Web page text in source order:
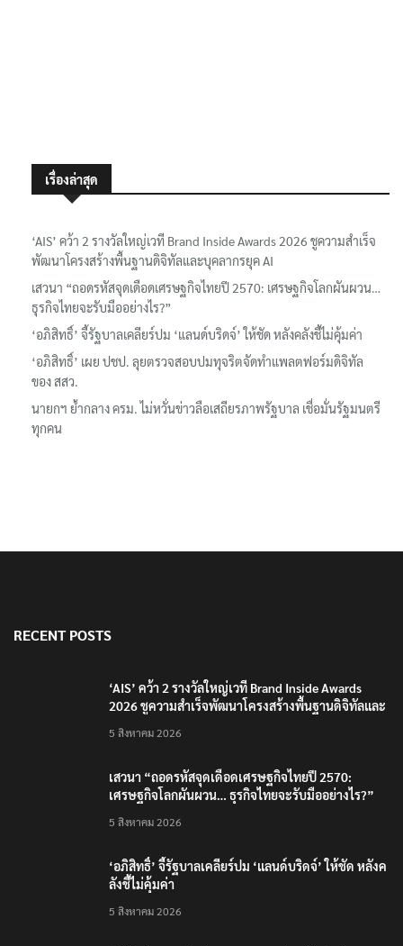
เรื่องล่าสุด
‘AIS’ คว้า 2 รางวัลใหญ่เวที Brand Inside Awards 2026 ชูความสำเร็จ
พัฒนาโครงสร้างพื้นฐานดิจิทัลและบุคลากรยุค AI
เสวนา “ถอดรหัสจุดเดือดเศรษฐกิจไทยปี 2570: เศรษฐกิจโลกผันผวน…
ธุรกิจไทยจะรับมืออย่างไร?”
‘อภิสิทธิ์’ จี้รัฐบาลเคลียร์ปม ‘แลนด์บริดจ์’ ให้ชัด หลังคลังชี้ไม่คุ้มค่า
‘อภิสิทธิ์’ เผย ปชป. ลุยตรวจสอบปมทุจริตจัดทำแพลตฟอร์มดิจิทัล
ของ สสว.
นายกฯ ย้ำกลาง ครม. ไม่หวั่นข่าวลือเสถียรภาพรัฐบาล เชื่อมั่นรัฐมนตรี
ทุกคน
RECENT POSTS
‘AIS’ คว้า 2 รางวัลใหญ่เวที Brand Inside Awards
2026 ชูความสำเร็จพัฒนาโครงสร้างพื้นฐานดิจิทัลและ
5 สิงหาคม 2026
เสวนา “ถอดรหัสจุดเดือดเศรษฐกิจไทยปี 2570:
เศรษฐกิจโลกผันผวน… ธุรกิจไทยจะรับมืออย่างไร?”
5 สิงหาคม 2026
‘อภิสิทธิ์’ จี้รัฐบาลเคลียร์ปม ‘แลนด์บริดจ์’ ให้ชัด หลังค
ลังชี้ไม่คุ้มค่า
5 สิงหาคม 2026